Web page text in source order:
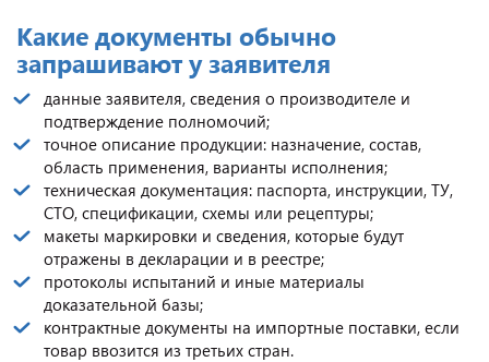
Какие документы обычно
запрашивают у заявителя
данные заявителя, сведения о производителе и
подтверждение полномочий;
точное описание продукции: назначение, состав,
область применения, варианты исполнения;
техническая документация: паспорта, инструкции, ТУ,
СТО, спецификации, схемы или рецептуры;
макеты маркировки и сведения, которые будут
отражены в декларации и в реестре;
протоколы испытаний и иные материалы
доказательной базы;
контрактные документы на импортные поставки, если
товар ввозится из третьих стран.